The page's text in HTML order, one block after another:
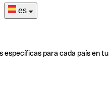
es
específicas para cada país en tu